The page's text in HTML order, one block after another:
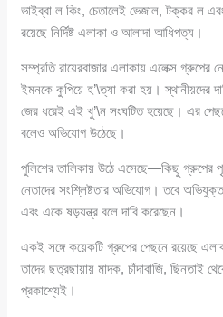
ভাইব্বা ল কিং, চেতালেই ভেজাল, টক্কর ল
রয়েছে নির্দিষ্ট এলাকা ও আলাদা আধিপত্য।
সম্প্রতি রায়েরবাজার এলাকায় এলেক্স গ্রুপের
ইমনকে কুপিয়ে হ’\ত্যা করা হয়। স্থানীয়দের
জের ধরেই এই খু’\ন সংঘটিত হয়েছে। এর
বলেও অভিযোগ উঠেছে।
পুলিশের তালিকায় উঠে এসেছে—কিছু গ্রুপের
নেতাদের সংশ্লিষ্টতার অভিযোগ। তবে
এবং একে ষড়যন্ত্র বলে দাবি করেছেন।
একই সঙ্গে কয়েকটি গ্রুপের পেছনে রয়েছে
তাদের ছত্রছায়ায় মাদক, চাঁদাবাজি, ছিনতাই
প্রকাশ্যেই।